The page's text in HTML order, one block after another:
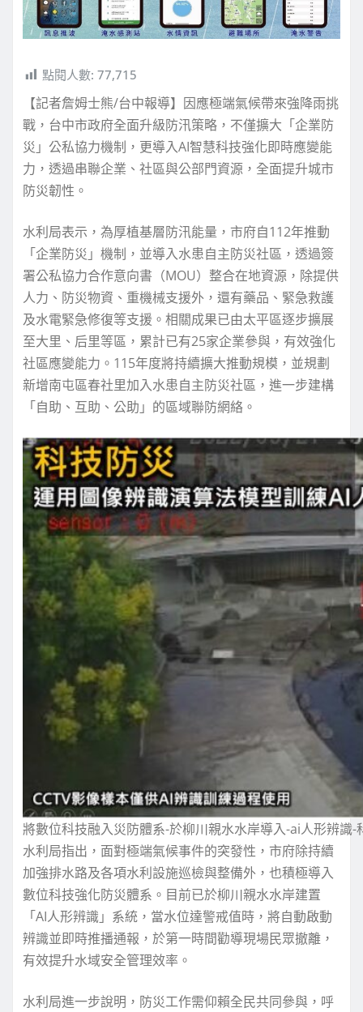
點閱人數: 77,715
【記者詹姆士熊/台中報導】因應極端氣候帶來強降雨挑
戰，台中市政府全面升級防汛策略，不僅擴大「企業防
災」公私協力機制，更導入AI智慧科技強化即時應變能
力，透過串聯企業、社區與公部門資源，全面提升城市
防災韌性。
水利局表示，為厚植基層防汛能量，市府自112年推動
「企業防災」機制，並導入水患自主防災社區，透過簽
署公私協力合作意向書（MOU）整合在地資源，除提供
人力、防災物資、重機械支援外，還有藥品、緊急救護
及水電緊急修復等支援。相關成果已由太平區逐步擴展
至大里、后里等區，累計已有25家企業參與，有效強化
社區應變能力。115年度將持續擴大推動規模，並規劃
新增南屯區春社里加入水患自主防災社區，進一步建構
「自助、互助、公助」的區域聯防網絡。
將數位科技融入災防體系-於柳川親水水岸導入-ai人形辨識-
水利局指出，面對極端氣候事件的突發性，市府除持續
加強排水路及各項水利設施巡檢與整備外，也積極導入
數位科技強化防災體系。目前已於柳川親水水岸建置
「AI人形辨識」系統，當水位達警戒值時，將自動啟動
辨識並即時推播通報，於第一時間勸導現場民眾撤離，
有效提升水域安全管理效率。
水利局進一步說明，防災工作需仰賴全民共同參與，呼